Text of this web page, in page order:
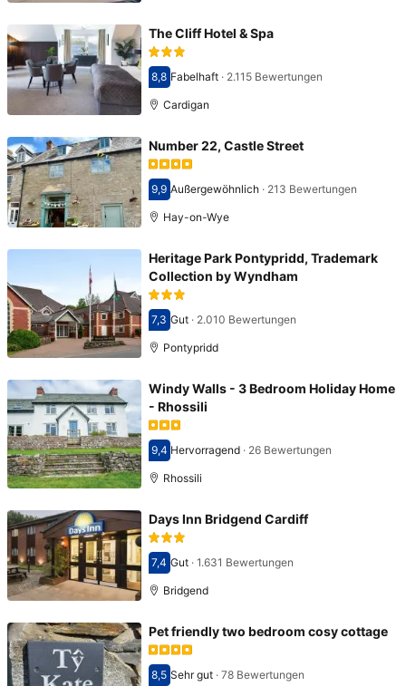
The Cliff Hotel & Spa
Bewertet mit 8,8
8,8 Fabelhaft· 2.115 Bewertungen
Cardigan
Number 22, Castle Street
Bewertet mit 9,9
9,9 Außergewöhnlich· 213 Bewertungen
Hay-on-Wye
Heritage Park Pontypridd, Trademark
Collection by Wyndham
Bewertet mit 7,3
7,3 Gut· 2.010 Bewertungen
Pontypridd
Windy Walls - 3 Bedroom Holiday Home
- Rhossili
Bewertet mit 9,4
9,4 Hervorragend· 26 Bewertungen
Rhossili
Days Inn Bridgend Cardiff
Bewertet mit 7,4
7,4 Gut· 1.631 Bewertungen
Bridgend
Pet friendly two bedroom cosy cottage
Bewertet mit 8,5
8,5 Sehr gut· 78 Bewertungen